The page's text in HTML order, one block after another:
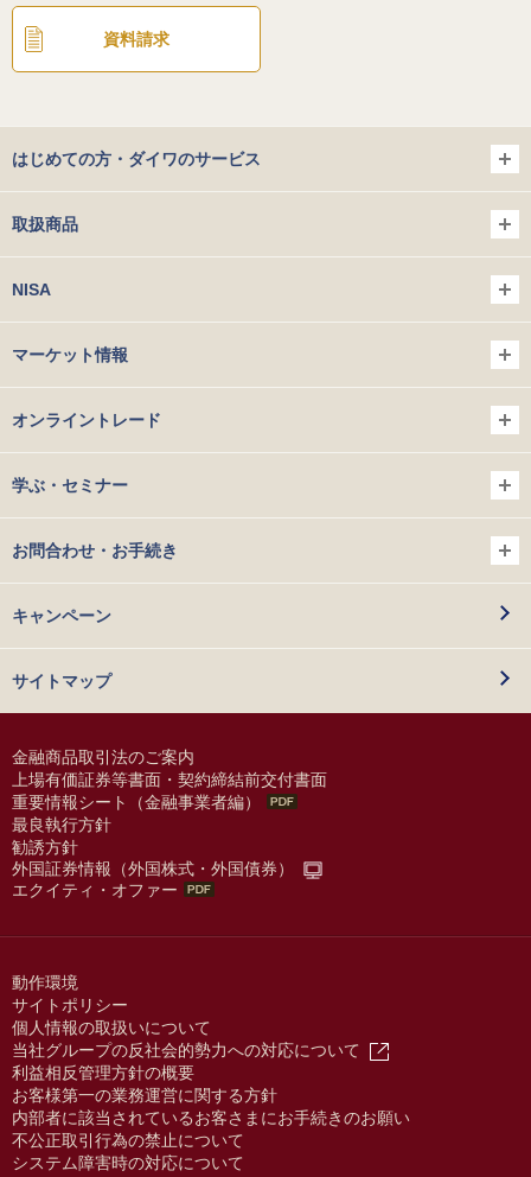
資料請求
はじめての方・ダイワのサービス
取扱商品
NISA
マーケット情報
オンライントレード
学ぶ・セミナー
お問合わせ・お手続き
キャンペーン
サイトマップ
金融商品取引法のご案内
上場有価証券等書面・契約締結前交付書面
重要情報シート（金融事業者編）
最良執行方針
勧誘方針
外国証券情報（外国株式・外国債券）
エクイティ・オファー
動作環境
サイトポリシー
個人情報の取扱いについて
当社グループの反社会的勢力への対応について
利益相反管理方針の概要
お客様第一の業務運営に関する方針
内部者に該当されているお客さまにお手続きのお願い
不公正取引行為の禁止について
システム障害時の対応について